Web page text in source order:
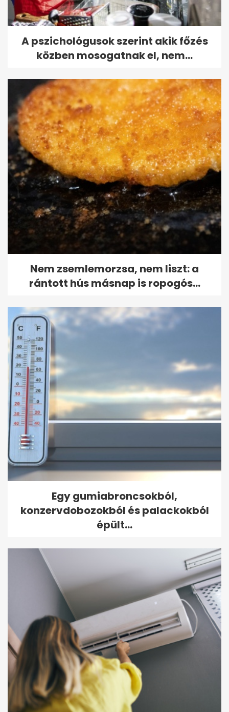
A pszichológusok szerint akik főzés
közben mosogatnak el, nem...
Nem zsemlemorzsa, nem liszt: a
rántott hús másnap is ropogós...
Egy gumiabroncsokból,
konzervdobozokból és palackokból
épült...